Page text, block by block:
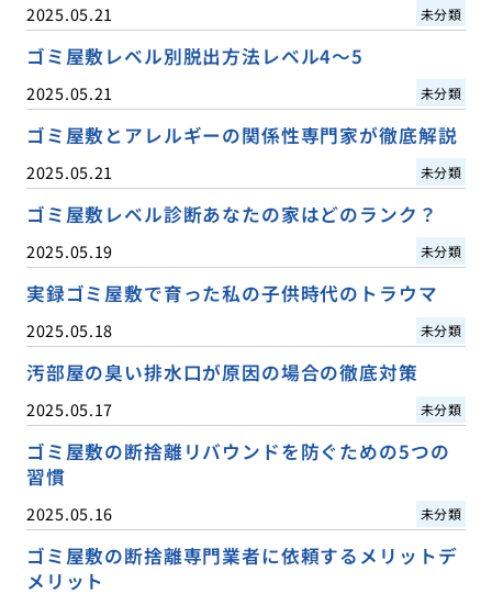
2025.05.21 未分類
ゴミ屋敷レベル別脱出方法レベル4〜5
2025.05.21 未分類
ゴミ屋敷とアレルギーの関係性専門家が徹底解説
2025.05.21 未分類
ゴミ屋敷レベル診断あなたの家はどのランク？
2025.05.19 未分類
実録ゴミ屋敷で育った私の子供時代のトラウマ
2025.05.18 未分類
汚部屋の臭い排水口が原因の場合の徹底対策
2025.05.17 未分類
ゴミ屋敷の断捨離リバウンドを防ぐための5つの
習慣
2025.05.16 未分類
ゴミ屋敷の断捨離専門業者に依頼するメリットデ
メリット